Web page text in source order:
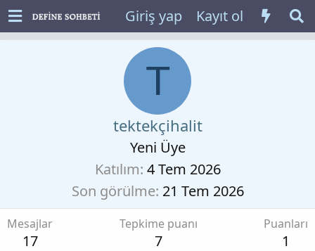
Giriş yap Kayıt ol
T
tektekçihalit
Yeni Üye
Katılım 4 Tem 2026
Son görülme 21 Tem 2026
Mesajlar
17
Tepkime puanı
7
Puanları
1